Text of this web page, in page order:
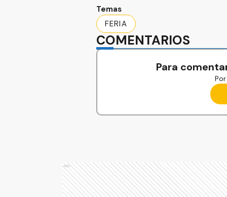
Temas
FERIA
COMENTARIOS
Para
Ads